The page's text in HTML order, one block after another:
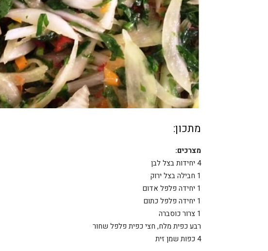
מתכון:
מצרכים:
4 יחידות בצל לבן
1 חבילה בצל ירוק
1 יחידה פלפל אדום
1 יחידה פלפל כתום
1 צרור כוסברה
רבע כפית מלח, חצי כפית פלפל שחור
4 כפות שמן זית